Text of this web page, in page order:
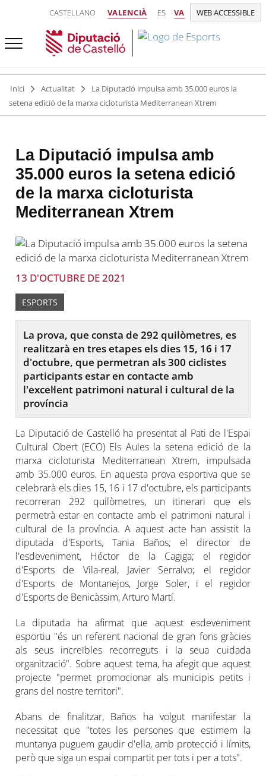
CASTELLANO VALENCIÀ ES VA WEB ACCESSIBLE
Inici Actualitat
La Diputació impulsa amb 35.000 euros la
setena edició de la marxa cicloturista Mediterranean Xtrem
La Diputació impulsa amb
35.000 euros la setena edició
de la marxa cicloturista
Mediterranean Xtrem
13 D'OCTUBRE DE 2021
ESPORTS
La prova, que consta de 292 quilòmetres, es
realitzarà en tres etapes els dies 15, 16 i 17
d'octubre, que permetran als 300 ciclistes
participants estar en contacte amb
l'excel·lent patrimoni natural i cultural de la
província
La Diputació de Castelló ha presentat al Pati de l'Espai
Cultural Obert (ECO) Els Aules la setena edició de la
marxa cicloturista Mediterranean Xtrem, impulsada
amb 35.000 euros. En aquesta prova esportiva que se
celebrarà els dies 15, 16 i 17 d'octubre, els participants
recorreran 292 quilòmetres, un itinerari que els
permetrà estar en contacte amb el patrimoni natural i
cultural de la província. A aquest acte han assistit la
diputada d'Esports, Tania Baños; el director de
l'esdeveniment, Héctor de la Cagiga; el regidor
d'Esports de Vila-real, Javier Serralvo; el regidor
d'Esports de Montanejos, Jorge Soler, i el regidor
d'Esports de Benicàssim, Arturo Martí.
La diputada ha afirmat que aquest esdeveniment
esportiu "és un referent nacional de gran fons gràcies
als seus increïbles recorreguts i la seua cuidada
organització". Sobre aquest tema, ha afegit que aquest
projecte "permet promocionar als municipis petits i
grans del nostre territori".
Abans de finalitzar, Baños ha volgut manifestar la
necessitat que "totes les persones que estimem la
muntanya puguem gaudir d'ella, amb protecció i límits,
però que siga un espai compartit per tots i per a tots".